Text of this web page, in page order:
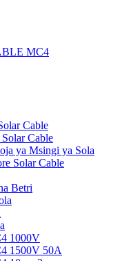
Cable
Cable
ya Msingi ya Sola
Solar Cable
Betri
1000V
1500V 50A